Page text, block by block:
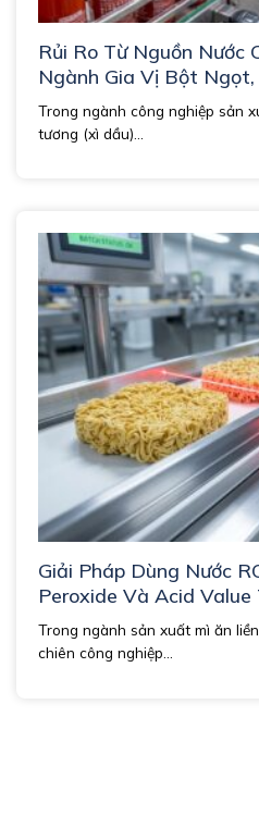
Rủi Ro Từ Nguồn Nước
Ngành Gia Vị Bột
Màu Và Biến Vị.
Trong ngành công nghiệp sản
tương (xì dầu)...
Giải Pháp Dùng Nước
Peroxide Và Acid Value
Xuất Mì Ăn Liền và
Trong ngành sản xuất mì ăn
chiên công nghiệp...